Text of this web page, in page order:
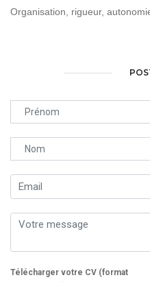
Organisation, rigueur,
Télécharger votre CV (format